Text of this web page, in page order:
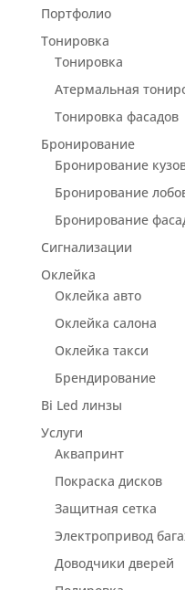
Портфолио
Тонировка
Тонировка
Атермальная
Тонировка фасадов
Бронирование
Бронирование
Бронирование
Бронирование
Сигнализации
Оклейка
Оклейка авто
Оклейка салона
Оклейка такси
Брендирование
Bi Led линзы
Услуги
Аквапринт
Покраска дисков
Защитная сетка
Электропривод
Доводчики дверей